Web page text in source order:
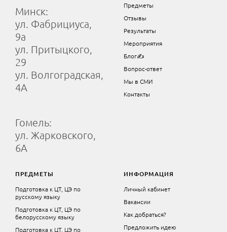
Минск:
ул. Фабрициуса,
9а
ул. Притыцкого,
29
ул. Волгоградская,
4А
Гомель:
ул. Жарковского,
6А
Предметы
Отзывы
Результаты
Мероприятия
Блог✍
Вопрос-ответ
Мы в СМИ
Контакты
ПРЕДМЕТЫ
Подготовка к ЦТ, ЦЭ по
русскому языку
Подготовка к ЦТ, ЦЭ по
белорусскому языку
Подготовка к ЦТ, ЦЭ по
ИНФОРМАЦИЯ
Личный кабинет
Вакансии
Как добраться?
Предложить идею